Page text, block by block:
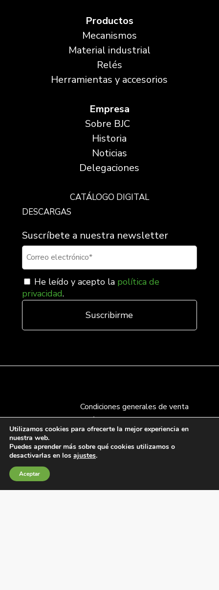
Productos
Mecanismos
Material industrial
Relés
Herramientas y accesorios
Empresa
Sobre BJC
Historia
Noticias
Delegaciones
CATÁLOGO DIGITAL
DESCARGAS
Suscríbete a nuestra newsletter
He leído y acepto la política de
privacidad.
Condiciones generales de venta
Política de Cookies
Política de privacidad
Política de Calidad
Canales de información
Utilizamos cookies para ofrecerte la mejor experiencia en
nuestra web.
Puedes aprender más sobre qué cookies utilizamos o
desactivarlas en los ajustes.
Aceptar